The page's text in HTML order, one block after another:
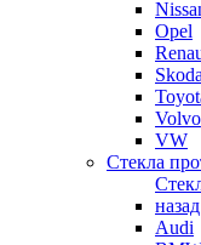
Opel
Skoda
Volvo
VW
Стекла
назад
Audi